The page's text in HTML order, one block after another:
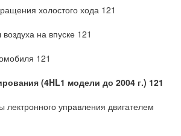
холостого хода 121
на впуске 121
121
(4HL1 модели до 2004 г.) 121
лектронного управления двигателем